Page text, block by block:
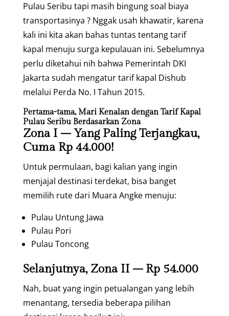
Pulau Seribu tapi masih bingung soal biaya
transportasinya ? Nggak usah khawatir, karena
kali ini kita akan bahas tuntas tentang tarif
kapal menuju surga kepulauan ini. Sebelumnya
perlu diketahui nih bahwa Pemerintah DKI
Jakarta sudah mengatur tarif kapal Dishub
melalui Perda No. I Tahun 2015.
Pertama-tama, Mari Kenalan dengan Tarif Kapal
Pulau Seribu Berdasarkan Zona
Zona I – Yang Paling Terjangkau,
Cuma Rp 44.000!
Untuk permulaan, bagi kalian yang ingin
menjajal destinasi terdekat, bisa banget
memilih rute dari Muara Angke menuju:
Pulau Untung Jawa
Pulau Pori
Pulau Toncong
Selanjutnya, Zona II – Rp 54.000
Nah, buat yang ingin petualangan yang lebih
menantang, tersedia beberapa pilihan